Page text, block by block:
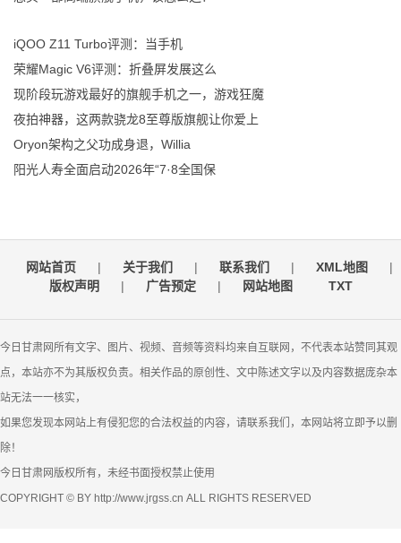
iQOO Z11 Turbo评测：当手机
荣耀Magic V6评测：折叠屏发展这么
现阶段玩游戏最好的旗舰手机之一，游戏狂魔
夜拍神器，这两款骁龙8至尊版旗舰让你爱上
Oryon架构之父功成身退，Willia
阳光人寿全面启动2026年“7·8全国保
网站首页 | 关于我们 | 联系我们 | XML地图
|
版权声明
| 广告预定 | 网站地图 TXT
今日甘肃网所有文字、图片、视频、音频等资料均来自互联网，不代表本站赞同其观
点，本站亦不为其版权负责。相关作品的原创性、文中陈述文字以及内容数据庞杂本
站无法一一核实，
如果您发现本网站上有侵犯您的合法权益的内容，请联系我们，本网站将立即予以删
除！
今日甘肃网版权所有，未经书面授权禁止使用
COPYRIGHT © BY http://www.jrgss.cn ALL RIGHTS RESERVED